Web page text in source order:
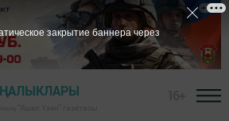
закрытие баннера через